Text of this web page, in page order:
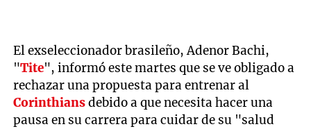
El exseleccionador brasileño, Adenor Bachi,
"Tite", informó este martes que se ve obligado a
rechazar una propuesta para entrenar al
Corinthiansdebido a que necesita hacer una
pausa en su carrera para cuidar de su "salud